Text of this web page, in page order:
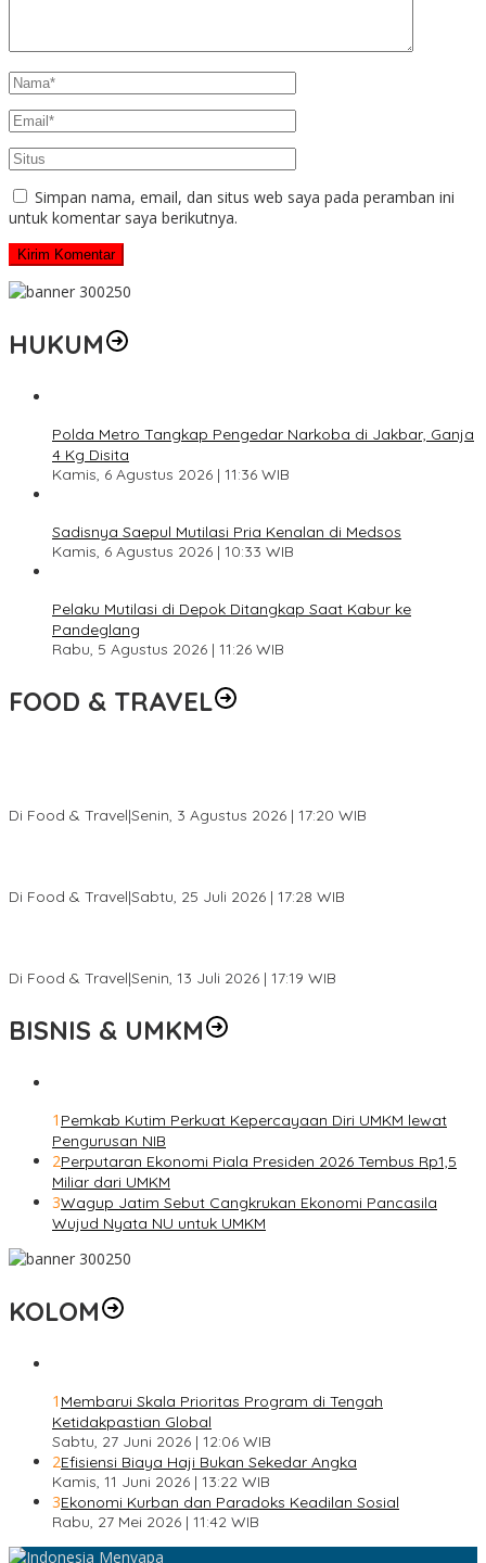
Simpan nama, email, dan situs web saya pada peramban ini
untuk komentar saya berikutnya.
HUKUM
Polda Metro Tangkap Pengedar Narkoba di Jakbar, Ganja
4 Kg Disita
Kamis, 6 Agustus 2026 | 11:36 WIB
Sadisnya Saepul Mutilasi Pria Kenalan di Medsos
Kamis, 6 Agustus 2026 | 10:33 WIB
Pelaku Mutilasi di Depok Ditangkap Saat Kabur ke
Pandeglang
Rabu, 5 Agustus 2026 | 11:26 WIB
FOOD & TRAVEL
Di Food & Travel|Senin, 3 Agustus 2026 | 17:20 WIB
Di Food & Travel|Sabtu, 25 Juli 2026 | 17:28 WIB
Di Food & Travel|Senin, 13 Juli 2026 | 17:19 WIB
BISNIS & UMKM
1 Pemkab Kutim Perkuat Kepercayaan Diri UMKM lewat
Pengurusan NIB
2Perputaran Ekonomi Piala Presiden 2026 Tembus Rp1,5
Miliar dari UMKM
3Wagup Jatim Sebut Cangkrukan Ekonomi Pancasila
Wujud Nyata NU untuk UMKM
KOLOM
1 Membarui Skala Prioritas Program di Tengah
Ketidakpastian Global
Sabtu, 27 Juni 2026 | 12:06 WIB
2Efisiensi Biaya Haji Bukan Sekedar Angka
Kamis, 11 Juni 2026 | 13:22 WIB
3Ekonomi Kurban dan Paradoks Keadilan Sosial
Rabu, 27 Mei 2026 | 11:42 WIB